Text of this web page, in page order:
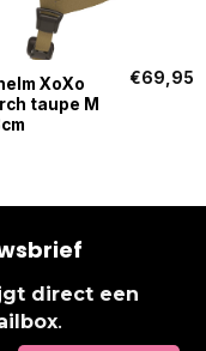
XoXo
taupe M
€69,95
direct een
.